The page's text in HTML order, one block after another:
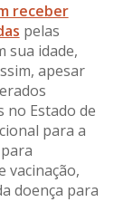
receber
pelas
sua idade,
apesar
no Estado de
para a
vacinação,
doença para